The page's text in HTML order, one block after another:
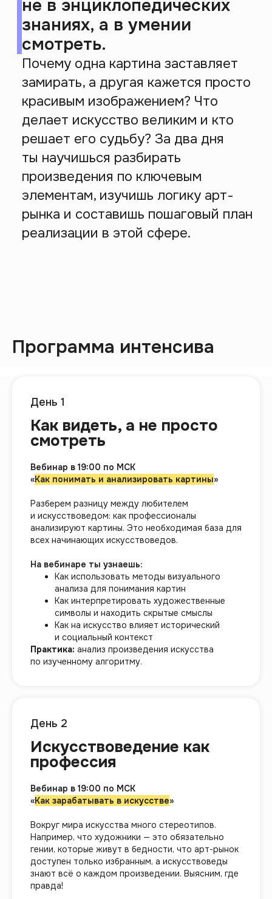
Программа интенсива
День 1
Как видеть, а не просто
смотреть
Вебинар в 19:00 по МСК
«Как понимать и анализировать картины»
Разберем разницу между любителем
и искусствоведом: как профессионалы
анализируют картины. Это необходимая база для
всех начинающих искусствоведов.
На вебинаре ты узнаешь:
Как использовать методы визуального
анализа для понимания картин
Как интерпретировать художественные
символы и находить скрытые смыслы
Как на искусство влияет исторический
и социальный контекст
Практика: анализ произведения искусства
по изученному алгоритму.
День 2
Искусствоведение как
профессия
Вебинар в 19:00 по МСК
«Как зарабатывать в искусстве»
Вокруг мира искусства много стереотипов.
Например, что художники — это обязательно
гении, которые живут в бедности, что арт-рынок
доступен только избранным, а искусствоведы
знают всё о каждом произведении. Выясним, где
правда!
Интенсив всего 2 дня — это
возможность попробовать себя
применяем новые знания.
Только самое важное
освоим базовые навыки,
полезные всем любителям
Живое общение— возможность
задать вопросы